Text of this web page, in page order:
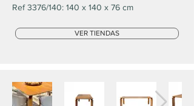
Ref 3376/140: 140 x 140 x 76 cm
VER TIENDAS